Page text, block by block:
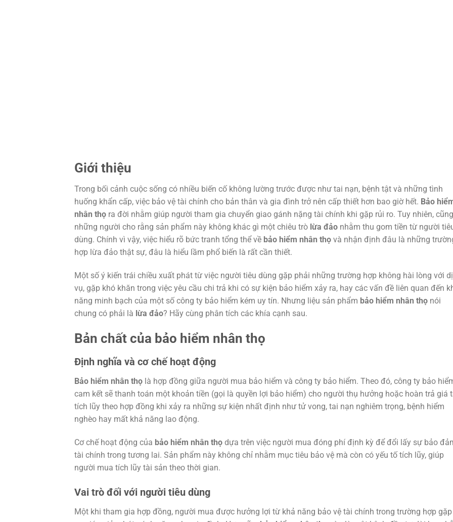
Giới thiệu
Trong bối cảnh cuộc sống có nhiều biến cố không lường trước được như tai nạn, bệnh tật và những tình
huống khẩn cấp, việc bảo vệ tài chính cho bản thân và gia đình trở nên cấp thiết hơn bao giờ hết. Bảo
nhân thọ ra đời nhằm giúp người tham gia chuyển giao gánh nặng tài chính khi gặp rủi ro. Tuy nhiên,
những người cho rằng sản phẩm này không khác gì một chiêu trò lừa đảo nhằm thu gom tiền từ người
dùng. Chính vì vậy, việc hiểu rõ bức tranh tổng thể về bảo hiểm nhân thọ và nhận định đâu là những
hợp lừa đảo thật sự, đâu là hiểu lầm phổ biến là rất cần thiết.
Một số ý kiến trái chiều xuất phát từ việc người tiêu dùng gặp phải những trường hợp không hài lòng với
vụ, gặp khó khăn trong việc yêu cầu chi trả khi có sự kiện bảo hiểm xảy ra, hay các vấn đề liên quan đến
năng minh bạch của một số công ty bảo hiểm kém uy tín. Nhưng liệu sản phẩm bảo hiểm nhân thọ nói
chung có phải là lừa đảo? Hãy cùng phân tích các khía cạnh sau.
Bản chất của bảo hiểm nhân thọ
Định nghĩa và cơ chế hoạt động
Bảo hiểm nhân thọ là hợp đồng giữa người mua bảo hiểm và công ty bảo hiểm. Theo đó, công ty bảo
cam kết sẽ thanh toán một khoản tiền (gọi là quyền lợi bảo hiểm) cho người thụ hưởng hoặc hoàn trả giá
tích lũy theo hợp đồng khi xảy ra những sự kiện nhất định như tử vong, tai nạn nghiêm trọng, bệnh hiểm
nghèo hay mất khả năng lao động.
Cơ chế hoạt động của bảo hiểm nhân thọ dựa trên việc người mua đóng phí định kỳ để đổi lấy sự bảo
tài chính trong tương lai. Sản phẩm này không chỉ nhằm mục tiêu bảo vệ mà còn có yếu tố tích lũy, giúp
người mua tích lũy tài sản theo thời gian.
Vai trò đối với người tiêu dùng
Một khi tham gia hợp đồng, người mua được hưởng lợi từ khả năng bảo vệ tài chính trong trường hợp gặp